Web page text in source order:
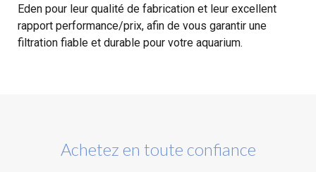
Eden pour leur qualité de fabrication et leur excellent
rapport performance/prix, afin de vous garantir une
filtration fiable et durable pour votre aquarium.
Achetez en toute confiance